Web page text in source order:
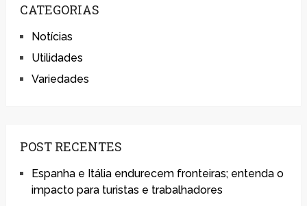
CATEGORIAS
Notícias
Utilidades
Variedades
POST RECENTES
Espanha e Itália endurecem fronteiras; entenda o
impacto para turistas e trabalhadores